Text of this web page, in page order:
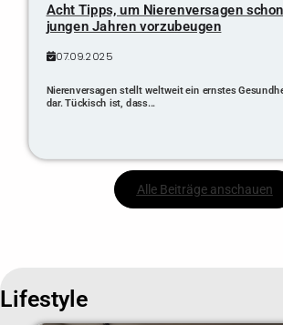
Acht Tipps, um Nierenversagen
jungen Jahren vorzubeugen
07.09.2025
Nierenversagen stellt weltweit ein ernstes
dar. Tückisch ist, dass...
Alle Beiträge anschauen
Lifestyle